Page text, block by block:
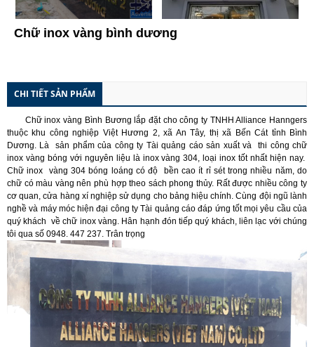
Chữ inox vàng bình dương
CHI TIẾT SẢN PHẨM
Chữ inox vàng Bình Bương lắp đặt cho công ty TNHH Alliance Hanngers
thuộc khu công nghiệp Việt Hương 2, xã An Tây, thị xã Bến Cát tỉnh Bình
Dương. Là sản phẩm của công ty Tài quảng cáo sản xuất và thi công chữ
inox vàng bóng với nguyên liệu là inox vàng 304, loại inox tốt nhất hiện nay.
Chữ inox vàng 304 bóng loáng có độ bền cao ít rỉ sét trong nhiều năm, do
chữ có màu vàng nên phù hợp theo sách phong thủy. Rất được nhiều công ty
cơ quan, cửa hàng xí nghiệp sử dụng cho bảng hiệu chính. Cùng đội ngũ lành
nghề và máy móc hiện đại công ty Tài quảng cáo đáp ứng tốt mọi yêu cầu của
quý khách về chữ inox vàng. Hân hạnh đón tiếp quý khách, liên lạc với chúng
tôi qua số 0948. 447 237. Trân trọng